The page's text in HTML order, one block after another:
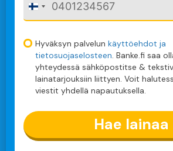
F
i
a
n
d
+
5
Hyväksyn palvelun käyttöehdot ja
tietosuojaselosteen. Banke.fi saa
yhteydessä sähköpostitse &
lainatarjouksiin liittyen. Voit
viestit yhdellä napautuksella.
Hae lainaa